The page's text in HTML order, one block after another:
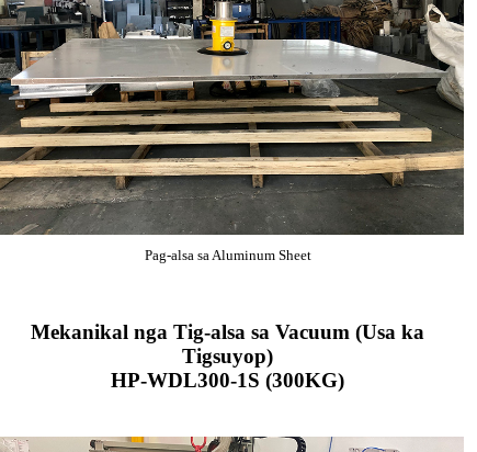
Pag-alsa sa Aluminum Sheet
Mekanikal nga Tig-alsa sa Vacuum (Usa ka
Tigsuyop)
HP-WDL300-1S (300KG)